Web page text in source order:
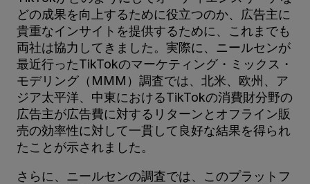
どの成果を向上するために役立つのか、広告主に
貴重なインサイトを提供するために、これまでも
両社は協力してきました。実際に、ニールセンが
最近行ったTikTokのマーケティング・ミックス・
モデリング（MMM）調査では、北米、欧州、ア
ジア太平洋、中東におけるTikTokの消費財分野の
広告主が広告費に対するリターンとオフライン販
売の効率性に対して一貫して良好な結果を得られ
たことが示されました。
さらに、ニールセンの調査では、このプラットフ